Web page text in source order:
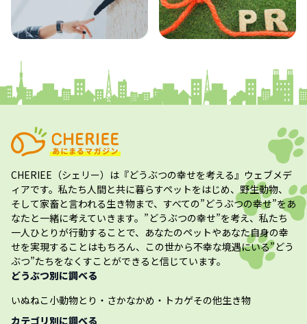
CHERIEE（シェリー） は『どうぶつの幸せを考える』ウェブメデ
ィアです。私たち人間と共に暮らすペットをはじめ、野生動物、
そして家畜と言われる生き物まで、すべての”どうぶつの幸せ”をあ
なたと一緒に考えていきます。”どうぶつの幸せ”を考え、私たち
一人ひとりが行動することで、あなたのペットやあなた自身の幸
せを実現することはもちろん、この世から不幸な境遇にいる”どう
ぶつ”たちをなくすことができると信じています。
どうぶつ別に調べる
いぬねこ小動物とり・さかなかめ・トカゲその他生き物
カテゴリ別に調べる